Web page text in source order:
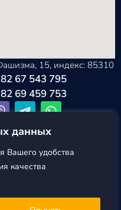
данных
Вашего удобства
качества
15, индекс: 85310
67 543 795
69 459 753
соглашение